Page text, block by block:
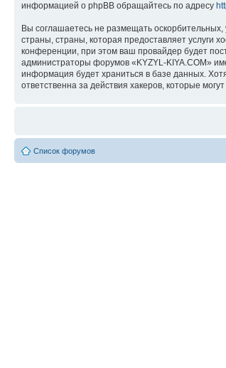
информацией о phpBB обращайтесь по адресу
Вы соглашаетесь не размещать
страны, страны, которая предоставляет услуги
конференции, при этом ваш провайдер будет
администраторы форумов «KYZYL-KIYA.COM»
информация будет храниться в базе данных.
ответственна за действия хакеров, которые
Список форумов